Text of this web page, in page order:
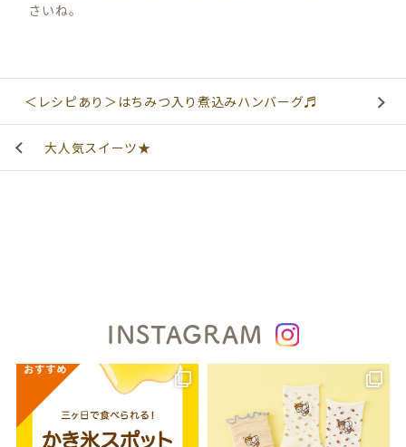
さいね。
＜レシピあり＞はちみつ入り煮込みハンバーグ♬
大人気スイーツ★
INSTAGRAM